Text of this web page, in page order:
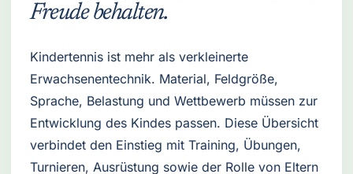
Freude behalten.
Kindertennis ist mehr als verkleinerte
Erwachsenentechnik. Material, Feldgröße,
Sprache, Belastung und Wettbewerb müssen zur
Entwicklung des Kindes passen. Diese Übersicht
verbindet den Einstieg mit Training, Übungen,
Turnieren, Ausrüstung sowie der Rolle von Eltern